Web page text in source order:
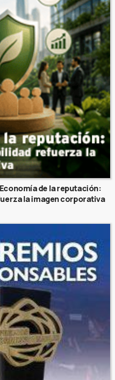
de la reputación:
la imagen corporativa